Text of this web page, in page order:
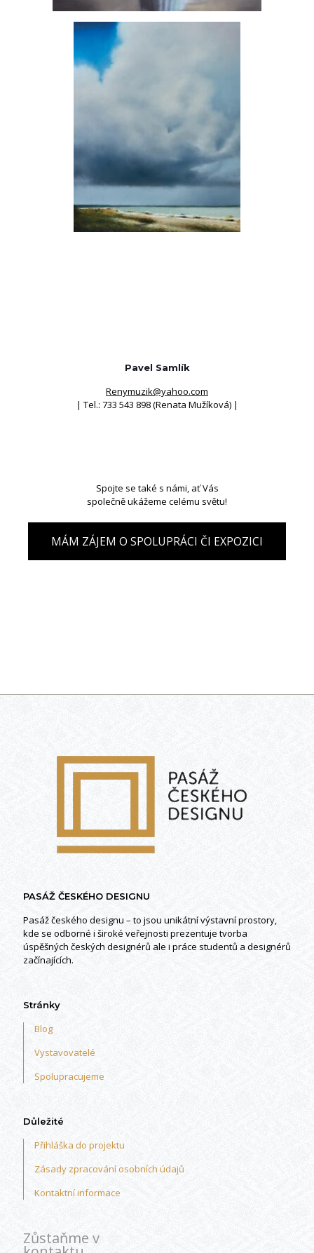
Pavel Samlík
Renymuzik@yahoo.com
| Tel.: 733 543 898 (Renata Mužíková) |
Spojte se také s námi, ať Vás
společně ukážeme celému světu!
MÁM ZÁJEM O SPOLUPRÁCI ČI EXPOZICI
PASÁŽ ČESKÉHO DESIGNU
Pasáž českého designu – to jsou unikátní výstavní prostory,
kde se odborné i široké veřejnosti prezentuje tvorba
úspěšných českých designérů ale i práce studentů a designérů
začínajících.
Stránky
Blog
Vystavovatelé
Spolupracujeme
Důležité
Přihláška do projektu
Zásady zpracování osobních údajů
Kontaktní informace
Zůstaňme v